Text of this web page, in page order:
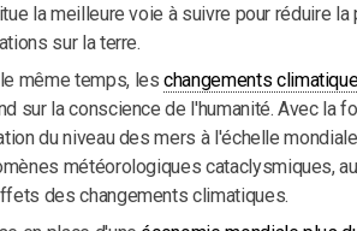
la meilleure voie à suivre pour réduire
sur la terre.
même temps, leschangements
sur la conscience de l'humanité. Avec la
du niveau des mers à l'échelle
météorologiques cataclysmiques,
des changements climatiques.